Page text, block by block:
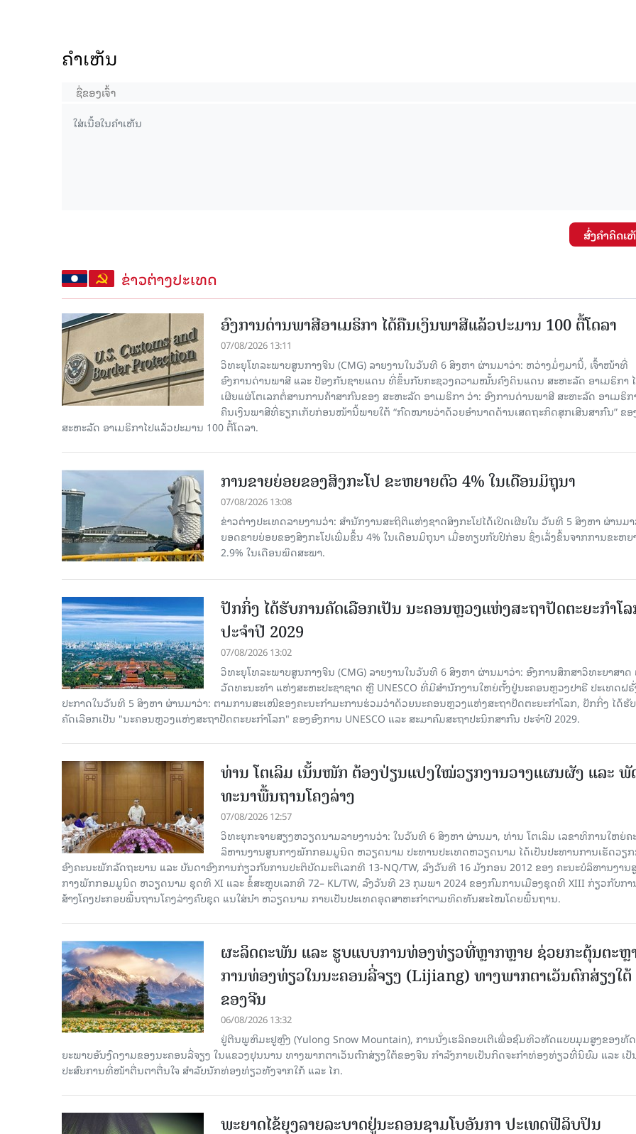
ຄໍາເຫັນ
ສົ່ງຄໍາຄິດເ
ຂ່າວຕ່າງປະເທດ
ອົງການດ່ານພາສີອາເມຣິກາ ໄດ້ຄືນເງິນພາສີແລ້ວປະມານ 100 ຕື້ໂດລາ
07/08/2026 13:11
ວິທະຍຸໂທລະພາບສູນກາງຈີນ (CMG) ລາຍງານໃນວັນທີ 6 ສິງຫາ ຜ່ານມາວ່າ: ຫວ່າງມໍ່ໆມານີ້, ເຈົ້າໜ້າທີ່
ອົງການດ່ານພາສີ ແລະ ປ້ອງກັນຊາຍແດນ ທີ່ຂຶ້ນກັບກະຊວງຄວາມໝັ້ນຄົງດິນແດນ ສະຫະລັດ ອາເມຣິກາ
ເຜີຍແຜ່ໂຕເລກຕໍ່ສານການຄ້າສາກົນຂອງ ສະຫະລັດ ອາເມຣິກາ ວ່າ: ອົງການດ່ານພາສີ ສະຫະລັດ ອາເມຣິກ
ຄືນເງິນພາສີທີ່ຮຽກເກັບກ່ອນໜ້ານີ້ພາຍໃຕ້ “ກົດໝາຍວ່າດ້ວຍອຳນາດດ້ານເສດຖະກິດສຸກເສີນສາກົນ” ຂອ
ສະຫະລັດ ອາເມຣິກາໄປແລ້ວປະມານ 100 ຕື້ໂດລາ.
ການຂາຍຍ່ອຍຂອງສິງກະໂປ ຂະຫຍາຍຕົວ 4% ໃນເດືອນມິຖຸນາ
07/08/2026 13:08
ຂ່າວຕ່າງປະເທດລາຍງານວ່າ: ສຳນັກງານສະຖິຕິແຫ່ງຊາດສິງກະໂປໄດ້ເປີດເຜີຍໃນ ວັນທີ 5 ສິງຫາ ຜ່ານມາ
ຍອດຂາຍຍ່ອຍຂອງສິງກະໂປເພີ່ມຂຶ້ນ 4% ໃນເດືອນມິຖຸນາ ເມື່ອທຽບກັບປີກ່ອນ ຊຶ່ງເລັ່ງຂຶ້ນຈາກການຂະຫຍ
2.9% ໃນເດືອນພຶດສະພາ.
ປັກກິ່ງ ໄດ້ຮັບການຄັດເລືອກເປັນ ນະຄອນຫຼວງແຫ່ງສະຖາປັດຕະຍະກຳໂ
ປະຈຳປີ 2029
07/08/2026 13:02
ວິທະຍຸໂທລະພາບສູນກາງຈີນ (CMG) ລາຍງານໃນວັນທີ 6 ສິງຫາ ຜ່ານມາວ່າ: ອົງການສຶກສາວິທະຍາສາດ
ວັດທະນະທຳ ແຫ່ງສະຫະປະຊາຊາດ ຫຼື UNESCO ທີ່ມີສຳນັກງານໃຫຍ່ຕັ້ງຢູ່ນະຄອນ​ຫຼວງປາຣີ ປະເທດຝຣັ່
ປະກາດໃນວັນທີ 5 ສິງຫາ ຜ່ານມາວ່າ: ຕາມການສະເໜີຂອງຄະນະກຳມະການຮ່ວມວ່າດ້ວຍນະຄອນຫຼວງແຫ່ງສະຖາປັດຕະຍະກຳໂລກ, ປັກກິ່ງ ໄດ້ຮັ
ຄັດ​ເລືອກເປັນ "ນະຄອນຫຼວງແຫ່ງສະຖາປັດຕະຍະກຳໂລກ" ຂອງອົງການ UNESCO ແລະ ສະມາ​ຄົມສະຖາປະນິກສາກົນ ປະຈຳປີ 2029.
ທ່ານ ໂຕ​ເລິມ ເນັ້ນໜັກ ຕ້ອງ​ປ່ຽນ​ແປງ​ໃໝ່​ວຽກ​ງານ​ວາງ​ແຜນ​ຜັງ ແລະ ​ພັ
ທະ​ນາ​ພື້ນ​ຖານ​ໂຄງ​ລ່າງ
07/08/2026 12:57
ວິທະຍຸກະຈາຍສຽງຫວຽດນາມລາຍງານວ່າ: ໃນ​ວັນ​ທີ 6 ສິງ​ຫາ ຜ່ານມາ, ທ່ານ ໂຕ​ເລິມ ເລ​ຂາ​ທິ​ການ​ໃຫຍ່​ຄ
ລິ​ຫານ​ງານ​ສູນ​ກາງ​ພັກ​ກອມ​ມູ​ນິດ ຫວຽດ​ນາມ ປະ​ທານ​ປະ​ເທດຫວຽດ​ນາມ ໄດ້​ເປັນ​ປະ​ທານ​ການ​ເຮັດ​ວຽ
ອົງ​ຄະ​ນະ​ພັກ​ລັດ​ຖະ​ບານ ແລະ ບັນ​ດາ​ອົງ​ການ​ກ່ຽວ​ກັບ​ການ​ປະ​ຕິ​ບັດ​ມະ​ຕິ​ເລກ​ທີ 13-NQ/TW, ລົງວັນ​ທີ 16 ມັງ​ກອນ 2012 ຂອງ ຄະ​ນະ​ບໍ​ລິ​ຫານ​ງານ​
ກາງ​ພັກ​ກອມ​ມູ​ນິດ ຫວຽດ​ນາມ ຊຸດ​ທີ XI ແລະ ຂໍ້​ສະ​ຫຼຸບ​ເລກ​ທີ 72– KL/TW, ​ລົງວັນ​ທີ 23 ກຸມ​ພາ 2024 ຂອງ​ກົມ​ການ​ເມື​ອງ​ຊຸດ​ທີ XIII ກ່ຽວ​ກັບ​ກ
ສ້າງ​ໂຄງ​ປະ​ກອບ​ພື້ນ​ຖານ​ໂຄງ​ລ່າງຄົບ​ຊຸດ ແນ​ໃສ່​ນຳ ຫວຽດ​ນາມ ກາຍ​ເປັນ​ປະ​ເທດ​ອຸດ​ສາ​ຫະ​ກຳ​ຕາມ​ທິດ​ທັນ​ສະ​ໄໝ​ໂດຍ​ພື້ນ​ຖານ.
ຜະລິດຕະພັນ ແລະ ຮູບແບບການທ່ອງທ່ຽວທີ່ຫຼາກຫຼາຍ ຊ່ວຍກະຕຸ້ນຕະຫຼ
ການທ່ອງທ່ຽວໃນນະຄອນລີ່ຈຽງ (Lijiang) ທາງພາກຕາເວັນຕົກສ່ຽງໃຕ້
ຂອງຈີນ
06/08/2026 13:32
ຢູ່ຕີນພູຫິມະຢູຫຼົງ (Yulong Snow Mountain), ການນັ່ງເຮລິຄອບເຕີເພື່ອຊົມທິວທັດແບບມຸມສູງຂອງທັ
ຍະພາບອັນງົດງາມຂອງນະຄອນລີ່ຈຽງ ໃນແຂວງຢຸນນານ ທາງພາກຕາເວັນຕົກສ່ຽງໃຕ້ຂອງຈີນ ກຳລັງກາຍເປັນກິດຈະກຳທ່ອງທ່ຽວທີ່ນິຍົມ ແລະ ເປັ
ປະສົບການທີ່ໜ້າຕື່ນຕາຕື່ນໃຈ ສຳລັບນັກທ່ອງທ່ຽວທັງຈາກໃກ້ ແລະ ໄກ.
ພະຍາດໄຂ້ຍຸງລາຍລະບາດຢູ່ນະຄອນຊາມໂບ​ອັນກາ ປະເທດຟີລິບປິນ